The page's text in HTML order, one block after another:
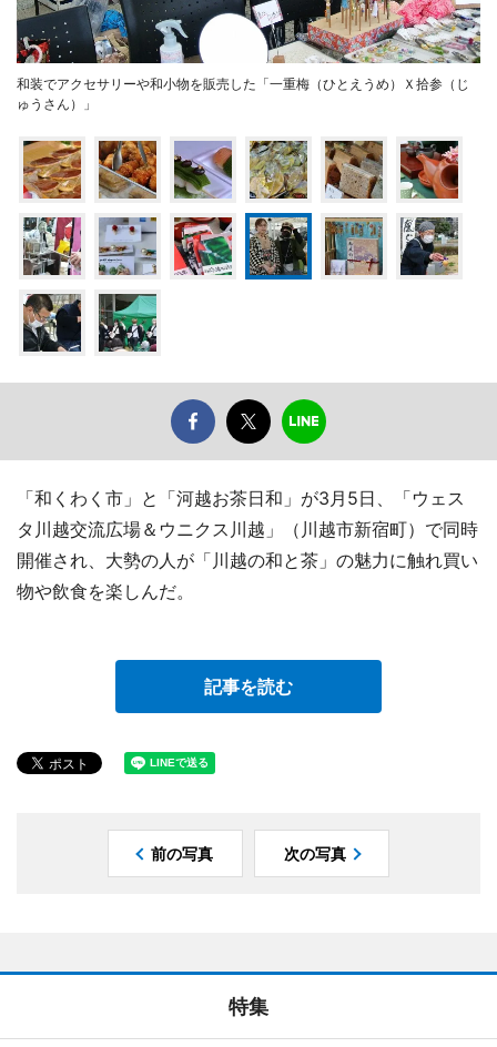
和装でアクセサリーや和小物を販売した「一重梅（ひとえうめ）Ｘ拾参（じ
ゅうさん）」
「和くわく市」と「河越お茶日和」が3月5日、「ウェス
タ川越交流広場＆ウニクス川越」（川越市新宿町）で同時
開催され、大勢の人が「川越の和と茶」の魅力に触れ買い
物や飲食を楽しんだ。
記事を読む
前の写真 次の写真
特集